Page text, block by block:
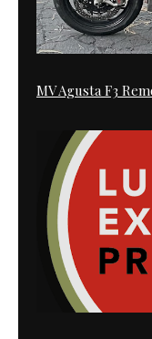
MV Agusta F3